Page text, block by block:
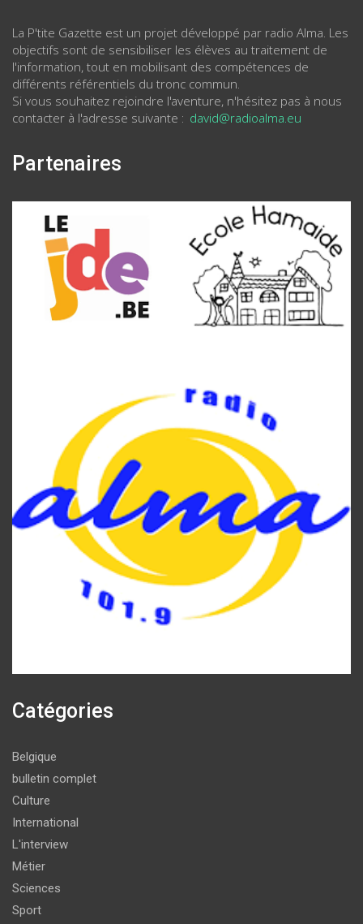
La P'tite Gazette est un projet développé par radio Alma. Les
objectifs sont de sensibiliser les élèves au traitement de
l'information, tout en mobilisant des compétences de
différents référentiels du tronc commun.
Si vous souhaitez rejoindre l'aventure, n'hésitez pas à nous
contacter à l'adresse suivante : david@radioalma.eu
Partenaires
Catégories
Belgique
bulletin complet
Culture
International
L'interview
Métier
Sciences
Sport